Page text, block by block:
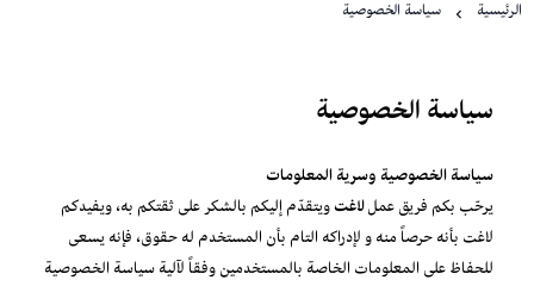
الرئيسية سياسة الخصوصية
سياسة الخصوصية
سياسة الخصوصية وسرية المعلومات
يرحّب بكم فريق عمللاغتويتقدّم إليكم بالشكر على ثقتكم به، ويفيدكم
لاغت بأنه حرصاً منه و لإدراكه التام بأن المستخدم له حقوق، فإنه يسعى
للحفاظ على المعلومات الخاصة بالمستخدمين وفقاً لآلية سياسة الخصوصية